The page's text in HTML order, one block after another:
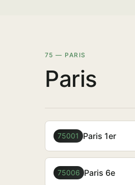
75 — PARIS
Paris
75001 Paris 1er
75006 Paris 6e